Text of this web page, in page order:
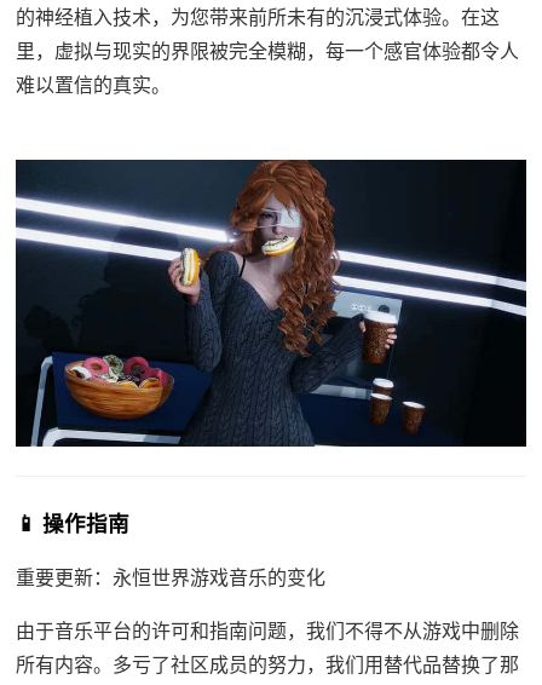
的神经植入技术，为您带来前所未有的沉浸式体验。在这
里，虚拟与现实的界限被完全模糊，每一个感官体验都令人
难以置信的真实。
📱 操作指南
重要更新：永恒世界游戏音乐的变化
由于音乐平台的许可和指南问题，我们不得不从游戏中删除
所有内容。多亏了社区成员的努力，我们用替代品替换了那